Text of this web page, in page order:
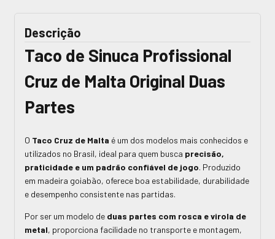
Descrição
Taco de Sinuca Profissional
Cruz de Malta Original Duas
Partes
O Taco Cruz de Malta é um dos modelos mais conhecidos e
utilizados no Brasil, ideal para quem busca precisão,
praticidade e um padrão confiável de jogo. Produzido
em madeira goiabão, oferece boa estabilidade, durabilidade
e desempenho consistente nas partidas.
Por ser um modelo de duas partes com rosca e virola de
metal, proporciona facilidade no transporte e montagem,